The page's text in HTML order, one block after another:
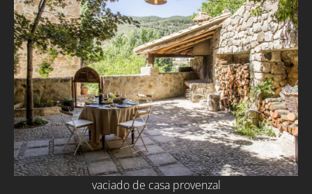
vaciado de casa provenzal